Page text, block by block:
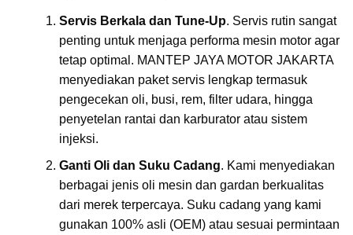
Servis Berkala dan Tune-Up. Servis rutin sangat
penting untuk menjaga performa mesin motor agar
tetap optimal. MANTEP JAYA MOTOR JAKARTA
menyediakan paket servis lengkap termasuk
pengecekan oli, busi, rem, filter udara, hingga
penyetelan rantai dan karburator atau sistem
injeksi.
Ganti Oli dan Suku Cadang. Kami menyediakan
berbagai jenis oli mesin dan gardan berkualitas
dari merek terpercaya. Suku cadang yang kami
gunakan 100% asli (OEM) atau sesuai permintaan